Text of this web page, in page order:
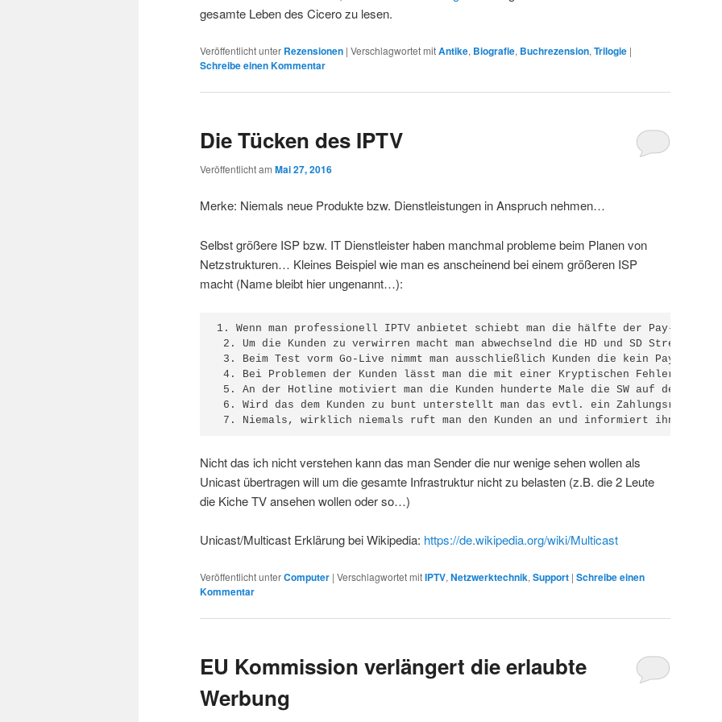
gesamte Leben des Cicero zu lesen.
Veröffentlicht unter Rezensionen | Verschlagwortet mitAntike, Biografie, Buchrezension, Trilogie |
Schreibe einen Kommentar
Die Tücken des IPTV
Veröffentlicht am Mai 27, 2016
Merke: Niemals neue Produkte bzw. Dienstleistungen in Anspruch nehmen…
Selbst größere ISP bzw. IT Dienstleister haben manchmal probleme beim Planen von
Netzstrukturen… Kleines Beispiel wie man es anscheinend bei einem größeren ISP
macht (Name bleibt hier ungenannt…):
1. Wenn man professionell IPTV anbietet schiebt man die hälfte der Pay-TV
2. Um die Kunden zu verwirren macht man abwechselnd die HD und SD Streams
3. Beim Test vorm Go-Live nimmt man ausschließlich Kunden die kein Pay-TV
4. Bei Problemen der Kunden lässt man die mit einer Kryptischen
5. An der Hotline motiviert man die Kunden hunderte Male die SW auf den
6. Wird das dem Kunden zu bunt unterstellt man das evtl. ein
7. Niemals, wirklich niemals ruft man den Kunden an und informiert ihn
Nicht das ich nicht verstehen kann das man Sender die nur wenige sehen wollen als
Unicast übertragen will um die gesamte Infrastruktur nicht zu belasten (z.B. die 2 Leute
die Kiche TV ansehen wollen oder so…)
Unicast/Multicast Erklärung bei Wikipedia: https://de.wikipedia.org/wiki/Multicast
Veröffentlicht unterComputer | Verschlagwortet mitIPTV, Netzwerktechnik, Support | Schreibe einen
Kommentar
EU Kommission verlängert die erlaubte
Werbung